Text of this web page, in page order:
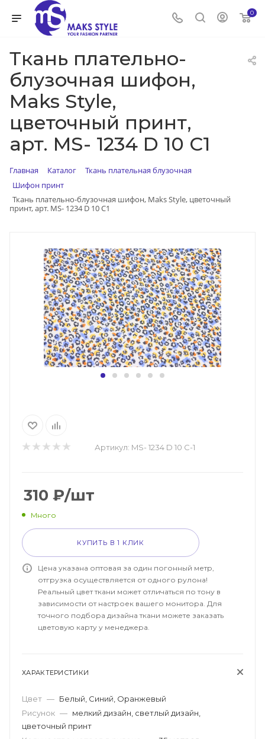
0
Ткань плательно-
блузочная шифон,
Maks Style,
цветочный принт,
арт. MS- 1234 D 10 C1
Главная Каталог
Ткань плательная блузочная
Шифон принт
Ткань плательно-блузочная шифон, Maks Style, цветочный
принт, арт. MS- 1234 D 10 C1
Артикул: MS- 1234 D 10 C-1
310 ₽/шт
Много
КУПИТЬ В 1 КЛИК
Цена указана оптовая за один погонный метр,
отгрузка осуществляется от одного рулона!
Реальный цвет ткани может отличаться по тону в
зависимости от настроек вашего монитора. Для
точного подбора дизайна ткани можете заказать
цветовую карту у менеджера.
ХАРАКТЕРИСТИКИ
Цвет — Белый, Синий, Оранжевый
Рисунок — мелкий дизайн, светлый дизайн,
цветочный принт